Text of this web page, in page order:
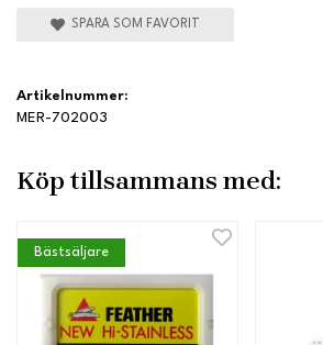
SPARA SOM FAVORIT
Artikelnummer:
MER-702003
Köp tillsammans med:
Bästsäljare